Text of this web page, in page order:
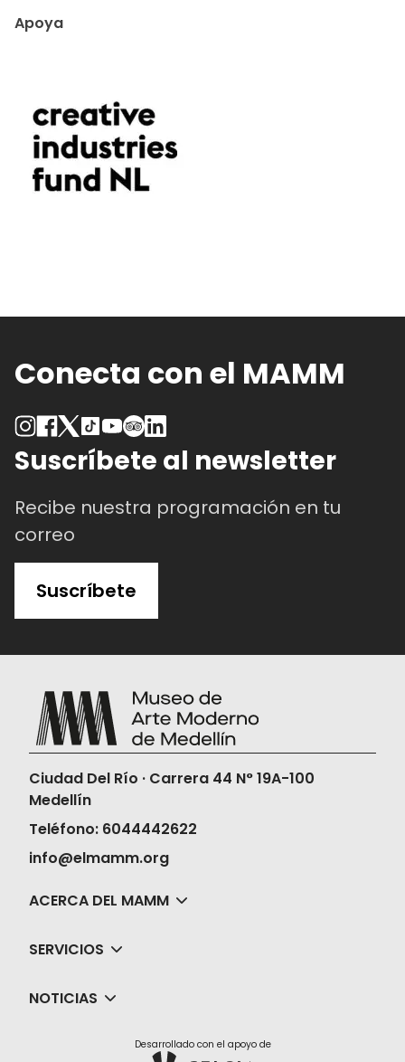
Apoya
Conecta con el MAMM
Suscríbete al newsletter
Recibe nuestra programación en tu
correo
Suscríbete
Ciudad Del Río · Carrera 44 N° 19A-100
Medellín
Teléfono: 6044442622
info@elmamm.org
ACERCA DEL MAMM
SERVICIOS
NOTICIAS
Desarrollado con el apoyo de